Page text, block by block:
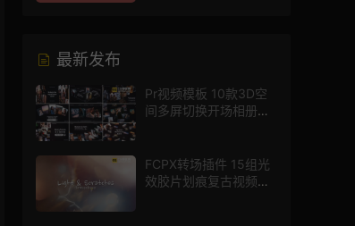
最新发布
Pr视频模板 10款3D空
间多屏切换开场相册视
FCPX转场插件 15组光
效胶片划痕复古视频过